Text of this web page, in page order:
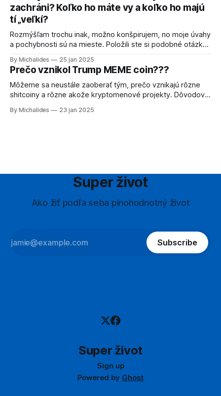
poklesoch. Kupovanie pri poklesoch Akonáhle cena klesne
o 5 či 10 %, urobíte nejaký
zachráni? Koľko ho máte vy a koľko ho majú
tí „veľkí?
Rozmýšľam trochu inak, možno konšpirujem, no moje úvahy
a pochybnosti sú na mieste. Položili ste si podobné otázky
Bitcoin nahradiť terajšie FIAT peniaze. Bitcoin ako peniaze
alebo spôsob, ktorý by mohol nahradiť FIAT menu a to
nielen na Slovensku alebo
By Michalides 25 jan 2025
Prečo vznikol Trump MEME coin???
Môžeme sa neustále zaoberať tým, prečo vznikajú rôzne
shitcoiny a rôzne akože kryptomenové projekty. Dôvodov
sofistikovanejších. Neľakajte sa, sú rovnako ďaleko od
By Michalides 23 jan 2025
Super život
Ako žiť podľa seba plnohodnotný život
Subscribe
Super život
Sign up
Powered by Ghost